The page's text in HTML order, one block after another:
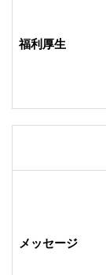
福利厚生
メッセージ